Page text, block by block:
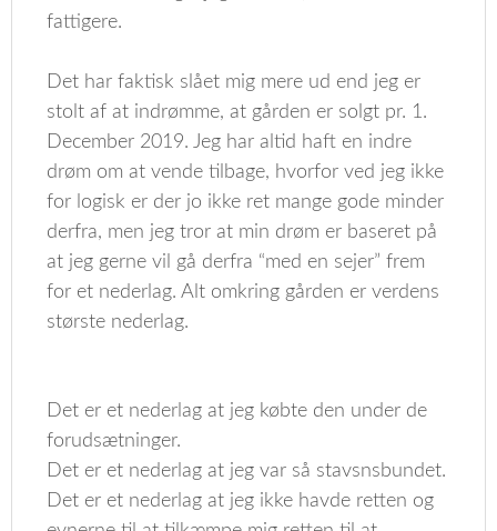
fattigere.
Det har faktisk slået mig mere ud end jeg er
stolt af at indrømme, at gården er solgt pr. 1.
December 2019. Jeg har altid haft en indre
drøm om at vende tilbage, hvorfor ved jeg ikke
for logisk er der jo ikke ret mange gode minder
derfra, men jeg tror at min drøm er baseret på
at jeg gerne vil gå derfra “med en sejer” frem
for et nederlag. Alt omkring gården er verdens
største nederlag.
Det er et nederlag at jeg købte den under de
forudsætninger.
Det er et nederlag at jeg var så stavsnsbundet.
Det er et nederlag at jeg ikke havde retten og